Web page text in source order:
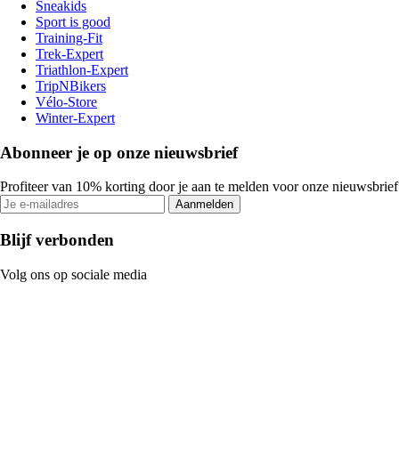
Sneakids
Sport is good
Training-Fit
Trek-Expert
Triathlon-Expert
TripNBikers
Vélo-Store
Winter-Expert
Abonneer je op onze nieuwsbrief
Profiteer van 10% korting door je aan te melden voor onze nieuwsbrief
Aanmelden
Blijf verbonden
Volg ons op sociale media